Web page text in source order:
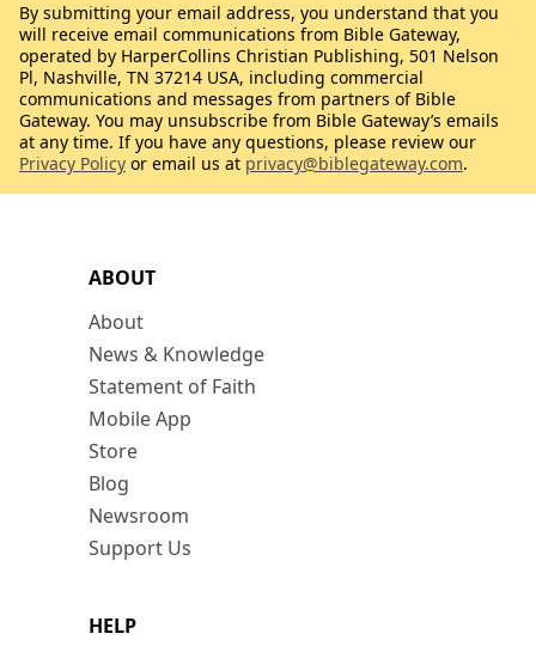
ABOUT
About
News & Knowledge
Statement of Faith
Mobile App
Store
Blog
Newsroom
Support Us
HELP
By submitting your email address, you understand that you
will receive email communications from Bible Gateway,
operated by HarperCollins Christian Publishing, 501 Nelson
Pl, Nashville, TN 37214 USA, including commercial
communications and messages from partners of Bible
Gateway. You may unsubscribe from Bible Gateway’s emails
at any time. If you have any questions, please review our
Privacy Policy or email us at privacy@biblegateway.com.